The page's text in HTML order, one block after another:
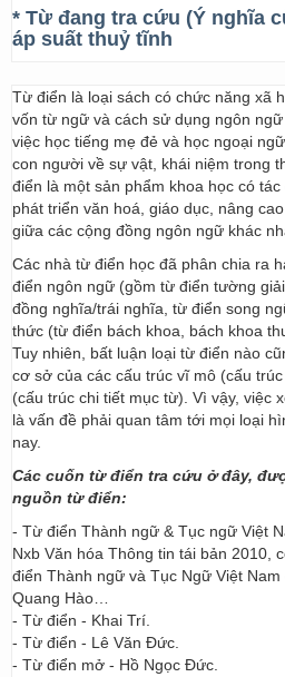
* Từ đang tra cứu (Ý nghĩa
áp suất thuỷ tĩnh
Từ điển là loại sách có chức năng xã
vốn từ ngữ và cách sử dụng ngôn
việc học tiếng mẹ đẻ và học ngoại
con người về sự vật, khái niệm trong
điển là một sản phẩm khoa học có
phát triển văn hoá, giáo dục, nâng
giữa các cộng đồng ngôn ngữ khác
Các nhà từ điển học đã phân chia ra
điển ngôn ngữ (gồm từ điển tường
đồng nghĩa/trái nghĩa, từ điển song
thức (từ điển bách khoa, bách khoa
Tuy nhiên, bất luận loại từ điển nào
cơ sở của các cấu trúc vĩ mô (cấu
(cấu trúc chi tiết mục từ). Vì vậy, việc
là vấn đề phải quan tâm tới mọi loại
nay.
Các cuốn từ điển tra cứu ở đây,
nguồn từ điển:
- Từ điển Thành ngữ & Tục ngữ Việt
Nxb Văn hóa Thông tin tái bản 2010,
điển Thành ngữ và Tục Ngữ Việt
Quang Hào…
- Từ điển - Khai Trí.
- Từ điển - Lê Văn Đức.
- Từ điển mở - Hồ Ngọc Đức.